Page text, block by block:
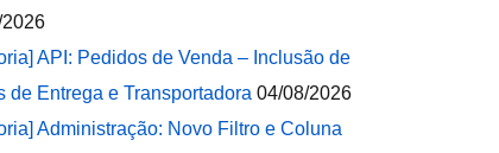
API: Pedidos de Venda – Inclusão de
de Entrega e Transportadora 04/08/2026
Administração: Novo Filtro e Coluna